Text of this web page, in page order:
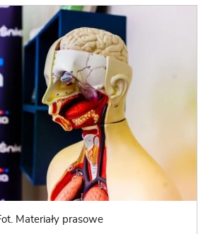
Materiały prasowe